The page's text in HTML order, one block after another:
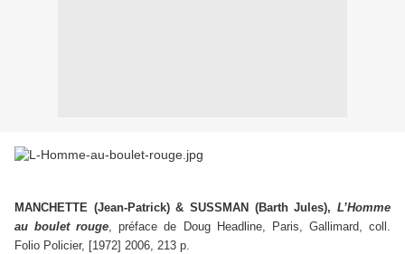
MANCHETTE (Jean-Patrick) & SUSSMAN (Barth Jules), L’Homme
au boulet rouge, préface de Doug Headline, Paris, Gallimard, coll.
Folio Policier, [1972] 2006, 213 p.